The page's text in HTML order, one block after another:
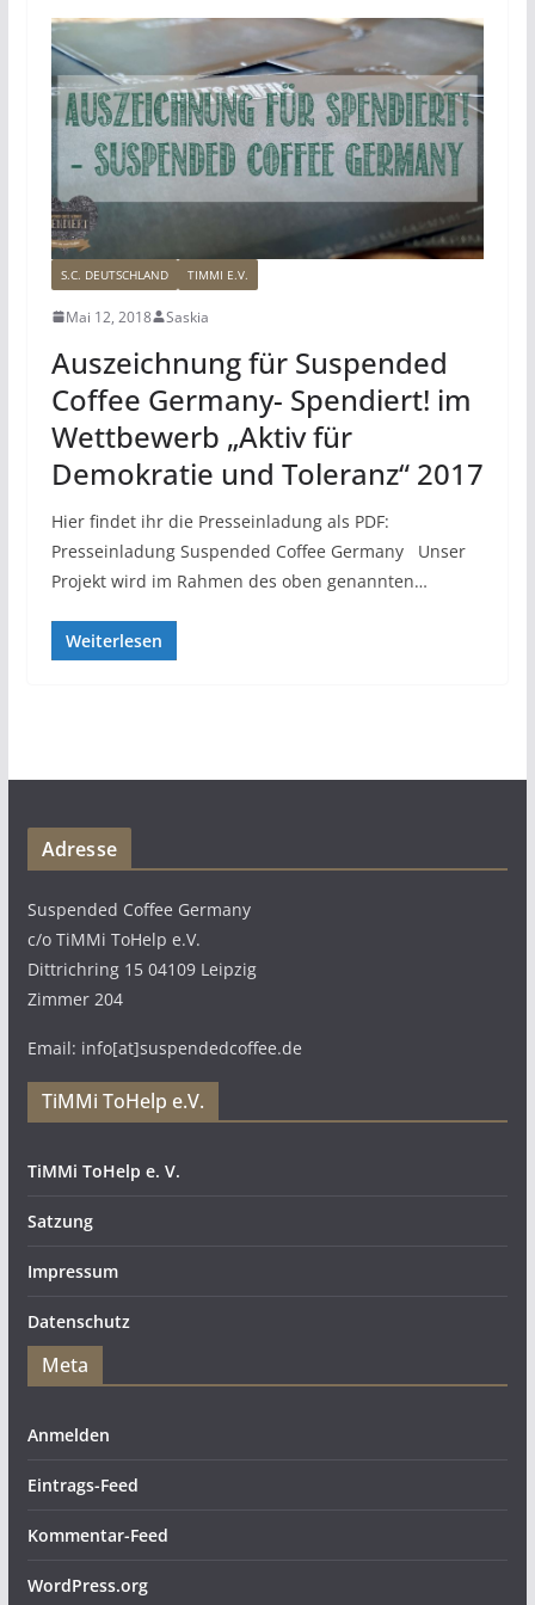
S.C. DEUTSCHLAND TIMMI E.V.
Mai 12, 2018 Saskia
Auszeichnung für Suspended
Coffee Germany- Spendiert! im
Wettbewerb „Aktiv für
Demokratie und Toleranz“ 2017
Hier findet ihr die Presseinladung als PDF:
Presseinladung Suspended Coffee Germany Unser
Projekt wird im Rahmen des oben genannten…
Weiterlesen
Adresse
Suspended Coffee Germany
c/o TiMMi ToHelp e.V.
Dittrichring 15 04109 Leipzig
Zimmer 204
Email: info[at]suspendedcoffee.de
TiMMi ToHelp e.V.
TiMMi ToHelp e. V.
Satzung
Impressum
Datenschutz
Meta
Anmelden
Eintrags-Feed
Kommentar-Feed
WordPress.org